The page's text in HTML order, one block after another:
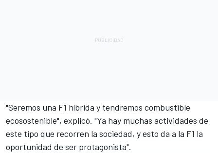
"Seremos una F1 híbrida y tendremos combustible
ecosostenible", explicó. "Ya hay muchas actividades de
este tipo que recorren la sociedad, y esto da a la F1 la
oportunidad de ser protagonista".